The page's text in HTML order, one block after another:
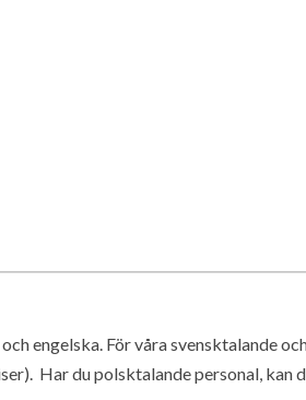
engelska. För våra svensktalande
Har du polsktalande personal, kan